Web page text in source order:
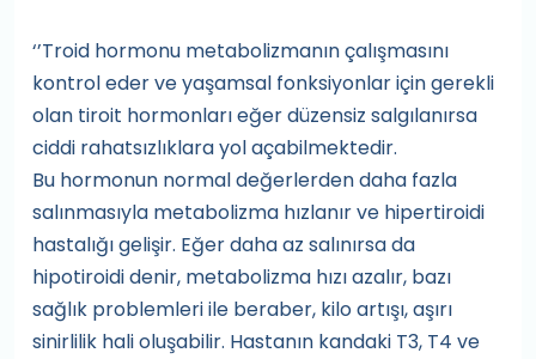
‘’Troid hormonu metabolizmanın çalışmasını
kontrol eder ve yaşamsal fonksiyonlar için gerekli
olan tiroit hormonları eğer düzensiz salgılanırsa
ciddi rahatsızlıklara yol açabilmektedir.
Bu hormonun normal değerlerden daha fazla
salınmasıyla metabolizma hızlanır ve hipertiroidi
hastalığı gelişir. Eğer daha az salınırsa da
hipotiroidi denir, metabolizma hızı azalır, bazı
sağlık problemleri ile beraber, kilo artışı, aşırı
sinirlilik hali oluşabilir. Hastanın kandaki T3, T4 ve